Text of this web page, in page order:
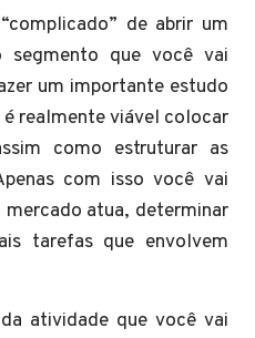
de abrir um
segmento que você vai
um importante estudo
é realmente viável colocar
como estruturar as
com isso você vai
atua, determinar
tarefas que envolvem
atividade que você vai